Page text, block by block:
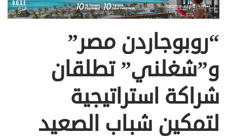
“روبوجاردن مصر”
و”شغلني” تطلقان
شراكة استراتيجية
لتمكين شباب الصعيد